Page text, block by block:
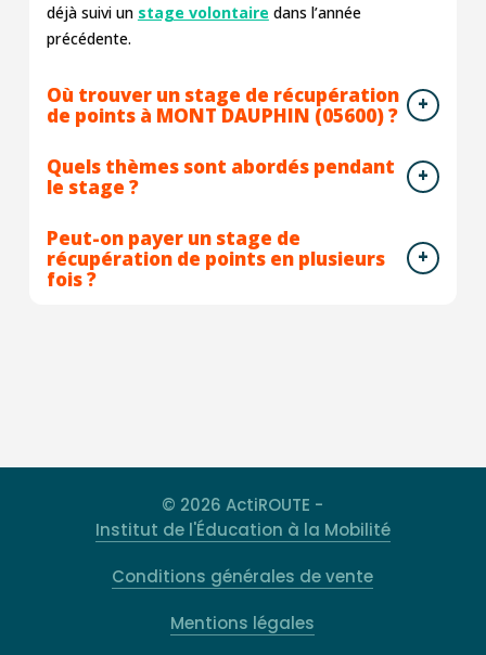
déjà suivi un stage volontaire dans l’année
précédente.
Où trouver un stage de récupération
de points à MONT DAUPHIN (05600) ?
Quels thèmes sont abordés pendant
le stage ?
Peut-on payer un stage de
récupération de points en plusieurs
fois ?
© 2026 ActiROUTE -
Institut de l'Éducation à la Mobilité
Conditions générales de vente
Mentions légales